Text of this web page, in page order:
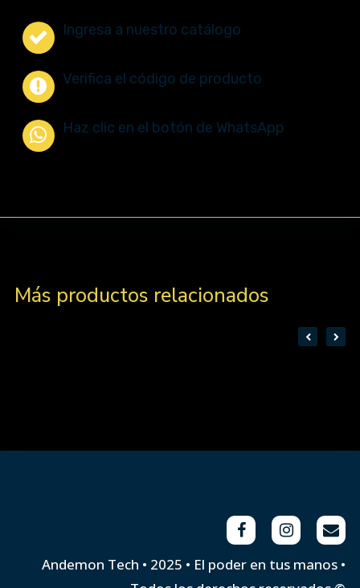
Ingresa a nuestro catálogo
Verifica el código de producto
Haz clic en el botón de WhatsApp
Más productos relacionados
Andemon Tech • 2025 • El poder en tus manos •